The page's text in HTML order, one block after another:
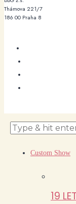
Thámova 221/7
186 00 Praha 8
Custom Show
19